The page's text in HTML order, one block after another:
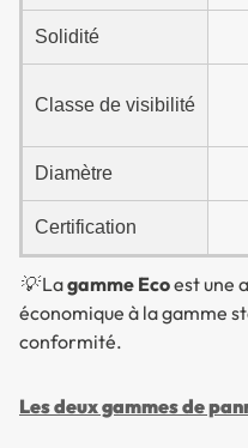
Solidité
Classe de visibilité
Diamètre
Certification
💡 Lagamme Ecoest une
économique à la gamme
conformité.
Les deux gammes de